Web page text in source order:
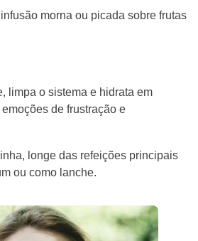
morna ou picada sobre frutas
limpa o sistema e hidrata em
de frustração e
longe das refeições principais
ou como lanche.